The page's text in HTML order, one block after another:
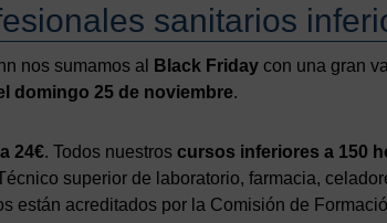
sanitarios
nos sumamos al Black Friday con una gran
domingo 25 de noviembre.
24€. Todos nuestros cursos inferiores a 150
superior de laboratorio, farmacia,
están acreditados por la Comisión de